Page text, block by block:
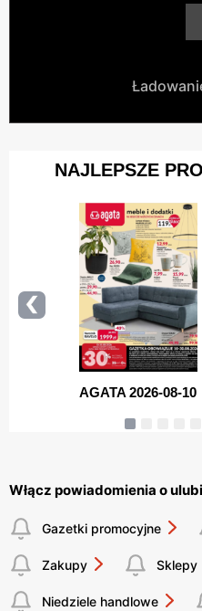
Włącz powiadomienia o
Gazetki promocyjne
Zakupy Sklepy
Niedziele handlowe